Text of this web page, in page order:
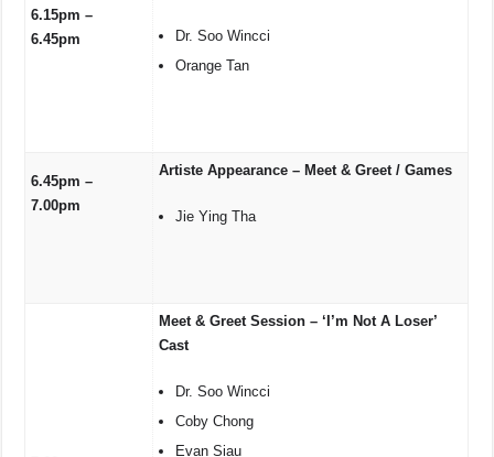
6.15pm –
6.45pm
Dr. Soo Wincci
Orange Tan
6.45pm –
7.00pm
Artiste Appearance – Meet & Greet / Games
Jie Ying Tha
Meet & Greet Session – ‘I’m Not A Loser’
Cast
Dr. Soo Wincci
Coby Chong
Evan Siau